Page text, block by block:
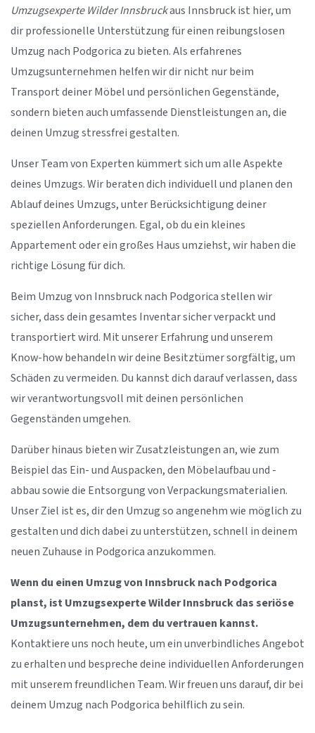
Umzugsexperte Wilder Innsbruckaus Innsbruck ist hier, um
dir professionelle Unterstützung für einen reibungslosen
Umzug nach Podgorica zu bieten. Als erfahrenes
Umzugsunternehmen helfen wir dir nicht nur beim
Transport deiner Möbel und persönlichen Gegenstände,
sondern bieten auch umfassende Dienstleistungen an, die
deinen Umzug stressfrei gestalten.
Unser Team von Experten kümmert sich um alle Aspekte
deines Umzugs. Wir beraten dich individuell und planen den
Ablauf deines Umzugs, unter Berücksichtigung deiner
speziellen Anforderungen. Egal, ob du ein kleines
Appartement oder ein großes Haus umziehst, wir haben die
richtige Lösung für dich.
Beim Umzug von Innsbruck nach Podgorica stellen wir
sicher, dass dein gesamtes Inventar sicher verpackt und
transportiert wird. Mit unserer Erfahrung und unserem
Know-how behandeln wir deine Besitztümer sorgfältig, um
Schäden zu vermeiden. Du kannst dich darauf verlassen, dass
wir verantwortungsvoll mit deinen persönlichen
Gegenständen umgehen.
Darüber hinaus bieten wir Zusatzleistungen an, wie zum
Beispiel das Ein- und Auspacken, den Möbelaufbau und -
abbau sowie die Entsorgung von Verpackungsmaterialien.
Unser Ziel ist es, dir den Umzug so angenehm wie möglich zu
gestalten und dich dabei zu unterstützen, schnell in deinem
neuen Zuhause in Podgorica anzukommen.
Wenn du einen Umzug von Innsbruck nach Podgorica
planst, ist Umzugsexperte Wilder Innsbruck das seriöse
Umzugsunternehmen, dem du vertrauen kannst.
Kontaktiere uns noch heute, um ein unverbindliches Angebot
zu erhalten und bespreche deine individuellen Anforderungen
mit unserem freundlichen Team. Wir freuen uns darauf, dir bei
deinem Umzug nach Podgorica behilflich zu sein.